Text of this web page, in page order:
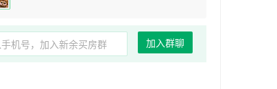
加入群聊